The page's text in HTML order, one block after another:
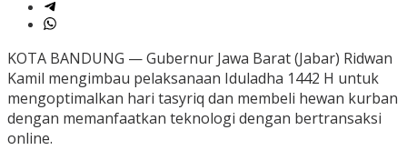
KOTA BANDUNG — Gubernur Jawa Barat (Jabar) Ridwan
Kamil mengimbau pelaksanaan Iduladha 1442 H untuk
mengoptimalkan hari tasyriq dan membeli hewan kurban
dengan memanfaatkan teknologi dengan bertransaksi
online.